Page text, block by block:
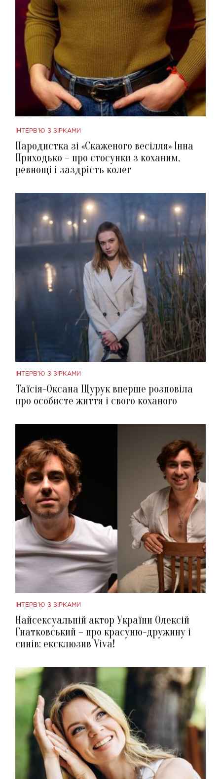
ІНТЕРВ'Ю З ЗІРКАМИ
Пародистка зі «Скаженого весілля» Інна
Приходько – про стосунки з коханим,
ревнощі і заздрість колег
ІНТЕРВ'Ю З ЗІРКАМИ
Таїсія-Оксана Щурук вперше розповіла
про особисте життя і свого коханого
ІНТЕРВ'Ю З ЗІРКАМИ
Найсексуальній актор України Олексій
Гнатковський – про красуню-дружину і
синів: ексклюзив Viva!